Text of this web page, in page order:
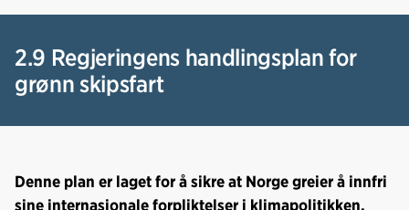
2.9 Regjeringens handlingsplan for
grønn skipsfart
Denne plan er laget for å sikre at Norge greier å innfri
sine internasjonale forpliktelser i klimapolitikken.